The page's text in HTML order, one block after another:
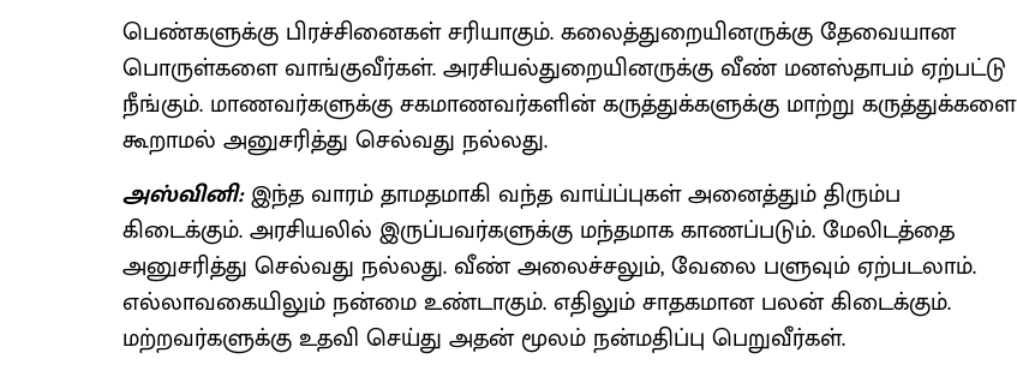
பெண்களுக்கு பிரச்சினைகள் சரியாகும். கலைத்துறையினருக்கு தேவையான
பொருள்களை வாங்குவீர்கள். அரசியல்துறையினருக்கு வீண் மனஸ்தாபம் ஏற்பட்டு
நீங்கும். மாணவர்களுக்கு சகமாணவர்களின் கருத்துக்களுக்கு மாற்று கருத்துக்களை
கூறாமல் அனுசரித்து செல்வது நல்லது.
அஸ்வினி:இந்த வாரம் தாமதமாகி வந்த வாய்ப்புகள் அனைத்தும் திரும்ப
கிடைக்கும். அரசியலில் இருப்பவர்களுக்கு மந்தமாக காணப்படும். மேலிடத்தை
அனுசரித்து செல்வது நல்லது. வீண் அலைச்சலும், வேலை பளுவும் ஏற்படலாம்.
எல்லாவகையிலும் நன்மை உண்டாகும். எதிலும் சாதகமான பலன் கிடைக்கும்.
மற்றவர்களுக்கு உதவி செய்து அதன் மூலம் நன்மதிப்பு பெறுவீர்கள்.